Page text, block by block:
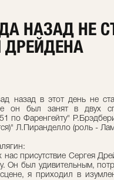
НАЗАД НЕ
ДРЕЙДЕНА
назад в этот день не
он был занят в двух
по Фаренгейту"
Л.Пиранделло (роль -
нас присутствие Сергея
Он был удивительным,
я приходил в